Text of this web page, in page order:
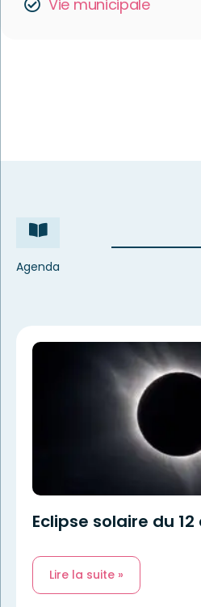
Vie municipale
Agenda
Eclipse solaire du
Lire la suite »